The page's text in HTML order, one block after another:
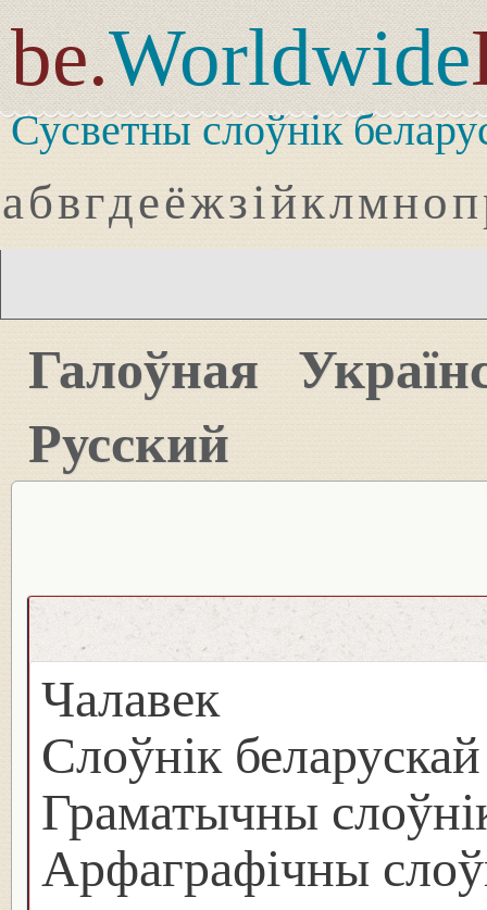
be.Worldwide
Сусветны слоўнік
абвгдеёжзійклмноп
Галоўная
Русский
Чалавек
Слоўнік
Граматычны
Арфаграфічны